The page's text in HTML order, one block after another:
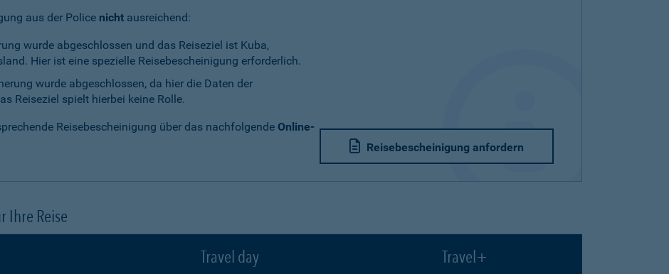
aus der Police nicht ausreichend:
wurde abgeschlossen und das Reiseziel ist Kuba,
Hier ist eine spezielle Reisebescheinigung erforderlich.
wurde abgeschlossen, da hier die Daten der
Reiseziel spielt hierbei keine Rolle.
Reisebescheinigung über das nachfolgende Online-
Reisebescheinigung anfordern
Ihre Reise
Travel day Travel+